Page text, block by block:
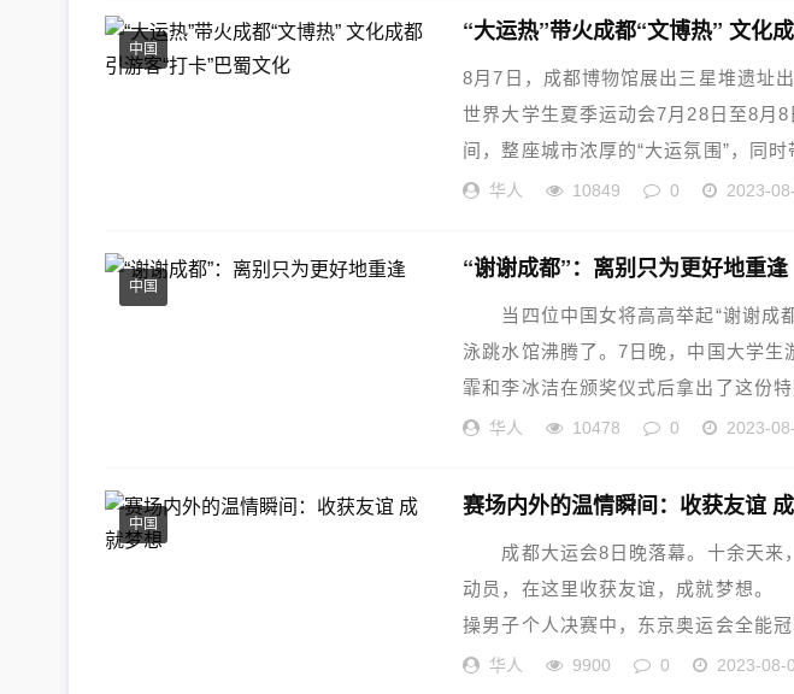
中国
“大运热”带火成都“文博热” 文化
8月7日，成都博物馆展出三星堆遗址
世界大学生夏季运动会7月28日至8月
间，整座城市浓厚的“大运氛围”，同
华人 10849 0 2023-
中国
“谢谢成都”：离别只为更好地重逢
当四位中国女将高高举起“谢谢成
泳跳水馆沸腾了。7日晚，中国大学
霏和李冰洁在颁奖仪式后拿出了这份
持...华人 10478 0 2023-
中国
赛场内外的温情瞬间：收获友谊
成都大运会8日晚落幕。十余天来
动员，在这里收获友谊，成就梦
操男子个人决赛中，东京奥运会全能
华人 9900 0 2023-08-